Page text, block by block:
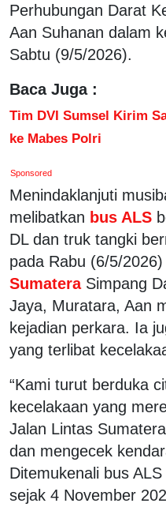
Perhubungan Darat
Aan Suhanan dalam
Sabtu (9/5/2026).
Baca Juga :
Tim DVI Sumsel Kirim
ke Mabes Polri
Sponsored
Menindaklanjuti
melibatkan bus ALS
DL dan truk tangki
pada Rabu (6/5/2026)
Sumatera Simpang
Jaya, Muratara, Aan
kejadian perkara. Ia
yang terlibat
“Kami turut berduka
kecelakaan yang
Jalan Lintas
dan mengecek
Ditemukenali bus
sejak 4 November